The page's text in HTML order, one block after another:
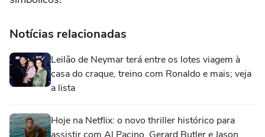
Notícias relacionadas
Leilão de Neymar terá entre os lotes viagem à
casa do craque, treino com Ronaldo e mais; veja
a lista
Hoje na Netflix: o novo thriller histórico para
assistir com Al Pacino, Gerard Butler e Jason